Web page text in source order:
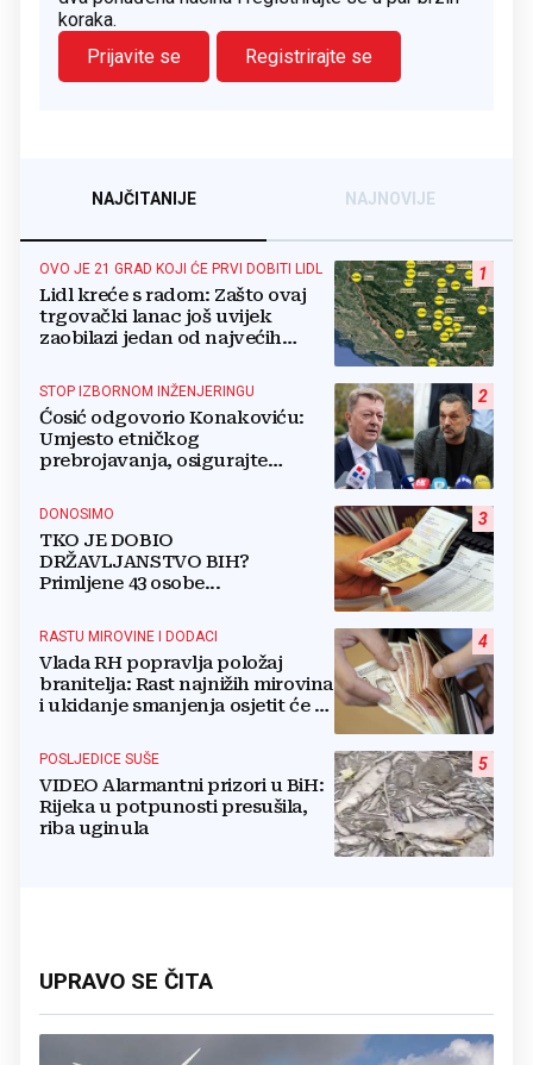
koraka.
Prijavite se
Registrirajte se
NAJČITANIJE NAJNOVIJE
1
OVO JE 21 GRAD KOJI ĆE PRVI DOBITI LIDL
Lidl kreće s radom: Zašto ovaj
trgovački lanac još uvijek
zaobilazi jedan od najvećih
2
STOP IZBORNOM INŽENJERINGU
Ćosić odgovorio Konakoviću:
Umjesto etničkog
prebrojavanja, osigurajte
3
DONOSIMO
TKO JE DOBIO
DRŽAVLJANSTVO BIH?
Primljene 43 osobe...
4
RASTU MIROVINE I DODACI
Vlada RH popravlja položaj
branitelja: Rast najnižih mirovina
i ukidanje smanjenja osjetit će se
5
POSLJEDICE SUŠE
VIDEO Alarmantni prizori u BiH:
Rijeka u potpunosti presušila,
riba uginula
UPRAVO SE ČITA